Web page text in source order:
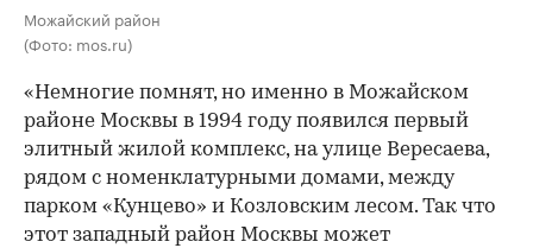
Можайский район
(Фото: mos.ru)
«Немногие помнят, но именно в Можайском
районе Москвы в 1994 году появился первый
элитный жилой комплекс, на улице Вересаева,
рядом с номенклатурными домами, между
парком «Кунцево» и Козловским лесом. Так что
этот западный район Москвы может